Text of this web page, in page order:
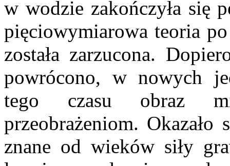
w wodzie zakończyła się
pięciowymiarowa teoria
została zarzucona.
powrócono, w nowych
tego czasu obraz
przeobrażeniom.
znane od wieków siły